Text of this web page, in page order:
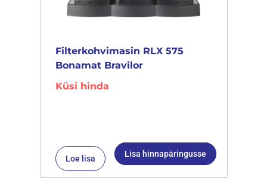
Filterkohvimasin RLX 575
Bonamat Bravilor
Küsi hinda
Loe lisa Lisa hinnapäringusse